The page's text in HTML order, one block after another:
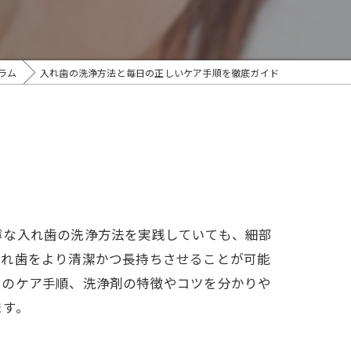
ム 入れ歯の洗浄方法と毎日の正しいケア手順を徹底ガイド
入れ歯の洗浄方法を実践していても、細部
歯をより清潔かつ長持ちさせることが可能
ケア手順、洗浄剤の特徴やコツを分かりや
。